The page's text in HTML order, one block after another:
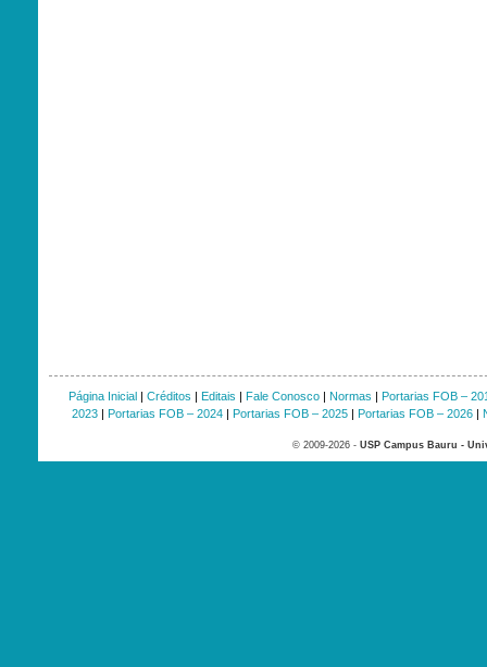
Página Inicial| Créditos | Editais | Fale Conosco| Normas | Portarias FOB –
2023| Portarias FOB – 2024| Portarias FOB – 2025| Portarias FOB – 2026|
© 2009-2026 - USP Campus Bauru -